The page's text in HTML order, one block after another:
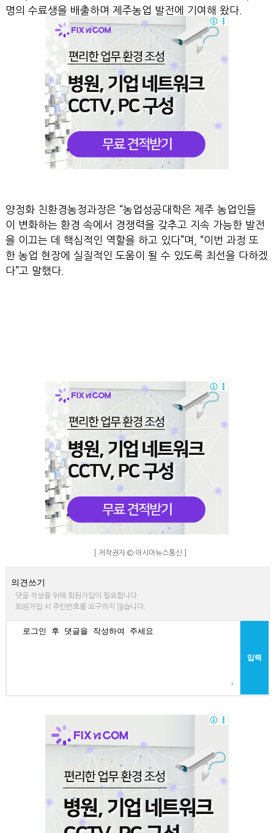
명의 수료생을 배출하며 제주농업 발전에 기여해 왔다.
양정화 친환경농정과장은 “농업성공대학은 제주 농업인들
이 변화하는 환경 속에서 경쟁력을 갖추고 지속 가능한 발전
을 이끄는 데 핵심적인 역할을 하고 있다”며, “이번 과정 또
한 농업 현장에 실질적인 도움이 될 수 있도록 최선을 다하겠
다”고 말했다.
[ 저작권자 © 아시아뉴스통신 ]
의견쓰기
댓글 작성을 위해 회원가입이 필요합니다.
회원가입 시 주민번호를 요구하지 않습니다.
입력